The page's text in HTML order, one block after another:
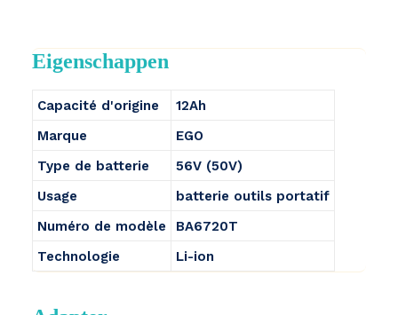
Eigenschappen
Capacité d'origine
12Ah
Marque
EGO
Type de batterie
56V (50V)
Usage
batterie outils portatif
Numéro de modèle
BA6720T
Technologie
Li-ion